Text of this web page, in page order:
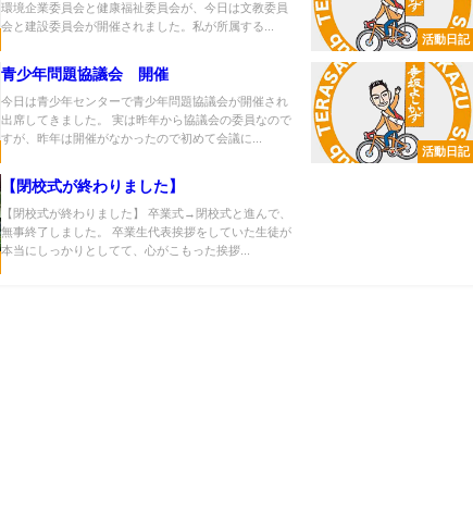
環境企業委員会と健康福祉委員会が、今日は文教委員
会と建設委員会が開催されました。私が所属する...
活動日記
青少年問題協議会 開催
今日は青少年センターで青少年問題協議会が開催され
出席してきました。 実は昨年から協議会の委員なので
すが、昨年は開催がなかったので初めて会議に...
活動日記
【閉校式が終わりました】
【閉校式が終わりました】 卒業式→閉校式と進んで、
無事終了しました。 卒業生代表挨拶をしていた生徒が
本当にしっかりとしてて、心がこもった挨拶...